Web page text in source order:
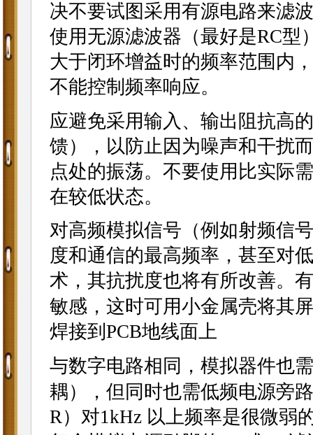
决不要试图采用有源电路来滤
使用无源滤波器（最好是RC型
大于闭环增益时的频率范围内
不能控制频率响应。
应避免采用输入、输出阻抗高
馈），以防止因为噪声和干扰
点处的振荡。不要使用比实际
在较低状态。
对高频模拟信号（例如射频信
度和通信的最高频率，甚至对
术，其抗扰度也将有所改善。
敏感，这时可用小金属壳将其
焊接到PCB地线面上
与数字电路相同，模拟器件也
耦），但同时也需低频电源旁
R）对1kHz 以上频率是很微弱